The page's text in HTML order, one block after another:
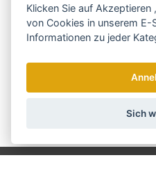
Holen Sie sich
Klicken Sie auf Akzeptieren
von Cookies in unserem E-
Informationen zu jeder
Sich